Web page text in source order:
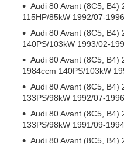
Audi 80 Avant (8C5, B4)
115HP/85kW 1992/07-
Audi 80 Avant (8C5, B4)
140PS/103kW 1993/02-
Audi 80 Avant (8C5, B4)
1984ccm 140PS/103kW
Audi 80 Avant (8C5, B4)
133PS/98kW 1992/07-
Audi 80 Avant (8C5, B4)
133PS/98kW 1991/09-
Audi 80 Avant (8C5, B4)